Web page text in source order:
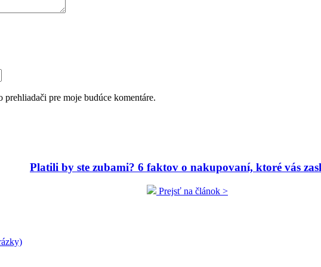
pre moje budúce komentáre.
Platili by ste zubami? 6 faktov o nakupovaní, ktoré vás
Prejsť na článok >